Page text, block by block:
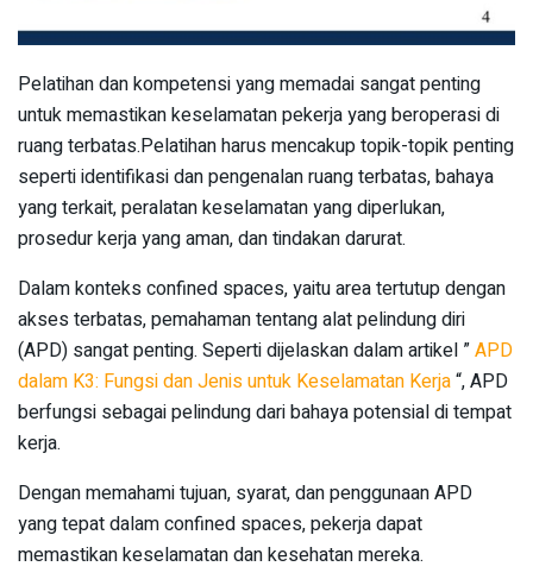
Pelatihan dan kompetensi yang memadai sangat penting
untuk memastikan keselamatan pekerja yang beroperasi di
ruang terbatas.Pelatihan harus mencakup topik-topik penting
seperti identifikasi dan pengenalan ruang terbatas, bahaya
yang terkait, peralatan keselamatan yang diperlukan,
prosedur kerja yang aman, dan tindakan darurat.
Dalam konteks confined spaces, yaitu area tertutup dengan
akses terbatas, pemahaman tentang alat pelindung diri
(APD) sangat penting. Seperti dijelaskan dalam artikel ”APD
dalam K3: Fungsi dan Jenis untuk Keselamatan Kerja“, APD
berfungsi sebagai pelindung dari bahaya potensial di tempat
kerja.
Dengan memahami tujuan, syarat, dan penggunaan APD
yang tepat dalam confined spaces, pekerja dapat
memastikan keselamatan dan kesehatan mereka.